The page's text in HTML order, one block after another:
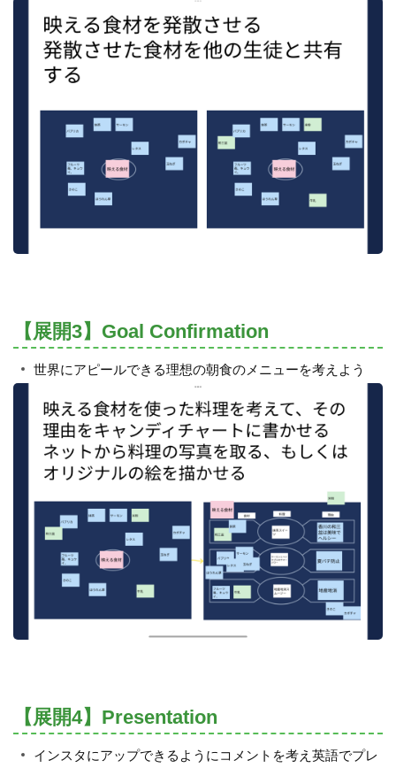
【展開3】Goal Confirmation
世界にアピールできる理想の朝食のメニューを考えよう
【展開4】Presentation
インスタにアップできるようにコメントを考え英語でプレ